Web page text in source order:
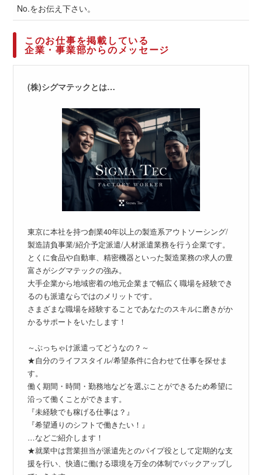
No.をお伝え下さい。
このお仕事を掲載している
企業・事業部からのメッセージ
(株)シグマテックとは…
東京に本社を持つ創業40年以上の製造系アウトソーシング/
製造請負事業/紹介予定派遣/人材派遣業務を行う企業です。
とくに食品や自動車、精密機器といった製造業務の求人の豊
富さがシグマテックの強み。
大手企業から地域密着の地元企業まで幅広く職場を経験でき
るのも派遣ならではのメリットです。
さまざまな職場を経験することであなたのスキルに磨きがか
かるサポートをいたします！
～ぶっちゃけ派遣ってどうなの？～
★自分のライフスタイル/希望条件に合わせて仕事を探せま
す。
働く期間・時間・勤務地などを選ぶことができるため希望に
沿って働くことができます。
『未経験でも稼げる仕事は？』
『希望通りのシフトで働きたい！』
…などご紹介します！
★就業中は営業担当が派遣先とのパイプ役として定期的な支
援を行い、快適に働ける環境を万全の体制でバックアップし